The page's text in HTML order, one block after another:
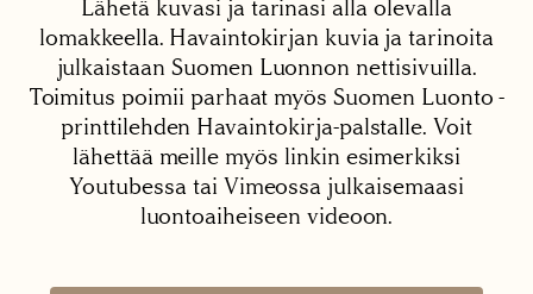
Lähetä kuvasi ja tarinasi alla olevalla
lomakkeella. Havaintokirjan kuvia ja tarinoita
julkaistaan Suomen Luonnon nettisivuilla.
Toimitus poimii parhaat myös Suomen Luonto -
printtilehden Havaintokirja-palstalle. Voit
lähettää meille myös linkin esimerkiksi
Youtubessa tai Vimeossa julkaisemaasi
luontoaiheiseen videoon.